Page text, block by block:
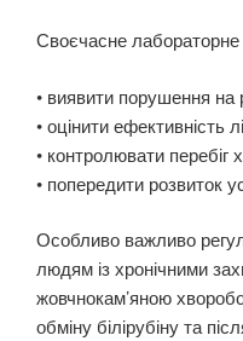
Своєчасне
• виявити порушення на
• оцінити ефективність
• контролювати перебіг
• попередити розвиток
Особливо важливо
людям із хронічними
жовчнокам’яною
обміну білірубіну та